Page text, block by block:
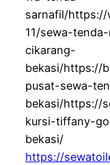
sarnafil/https://
11/sewa-
cikarang-
bekasi/https://
pusat-sewa-
bekasi/https://
kursi-tiffany-
bekasi/
https://